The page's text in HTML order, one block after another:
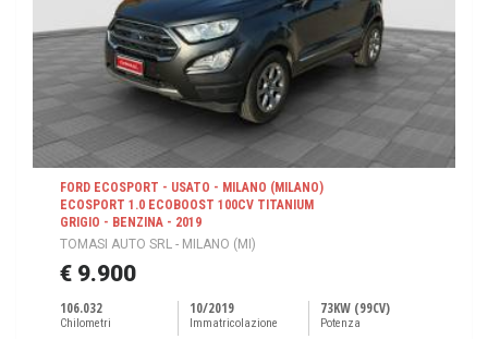
FORD ECOSPORT - USATO - MILANO (MILANO)
ECOSPORT 1.0 ECOBOOST 100CV TITANIUM
GRIGIO - BENZINA - 2019
TOMASI AUTO SRL - MILANO (MI)
€ 9.900
106.032
Chilometri
10/2019
Immatricolazione
73KW (99CV)
Potenza